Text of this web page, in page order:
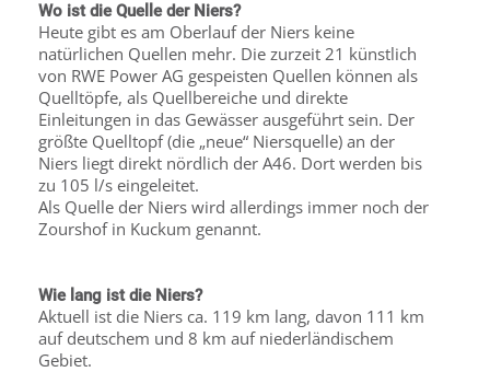
Wo ist die Quelle der Niers?
Heute gibt es am Oberlauf der Niers keine
natürlichen Quellen mehr. Die zurzeit 21 künstlich
von RWE Power AG gespeisten Quellen können als
Quelltöpfe, als Quellbereiche und direkte
Einleitungen in das Gewässer ausgeführt sein. Der
größte Quelltopf (die „neue“ Niersquelle) an der
Niers liegt direkt nördlich der A46. Dort werden bis
zu 105 l/s eingeleitet.
Als Quelle der Niers wird allerdings immer noch der
Zourshof in Kuckum genannt.
Wie lang ist die Niers?
Aktuell ist die Niers ca. 119 km lang, davon 111 km
auf deutschem und 8 km auf niederländischem
Gebiet.